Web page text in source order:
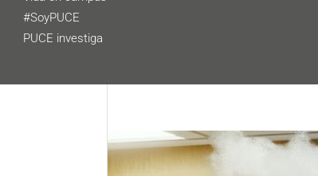
#SoyPUCE
PUCE investiga